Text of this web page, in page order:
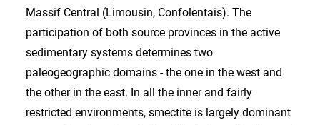
Massif Central (Limousin, Confolentais). The
participation of both source provinces in the active
sedimentary systems determines two
paleogeographic domains - the one in the west and
the other in the east. In all the inner and fairly
restricted environments, smectite is largely dominant